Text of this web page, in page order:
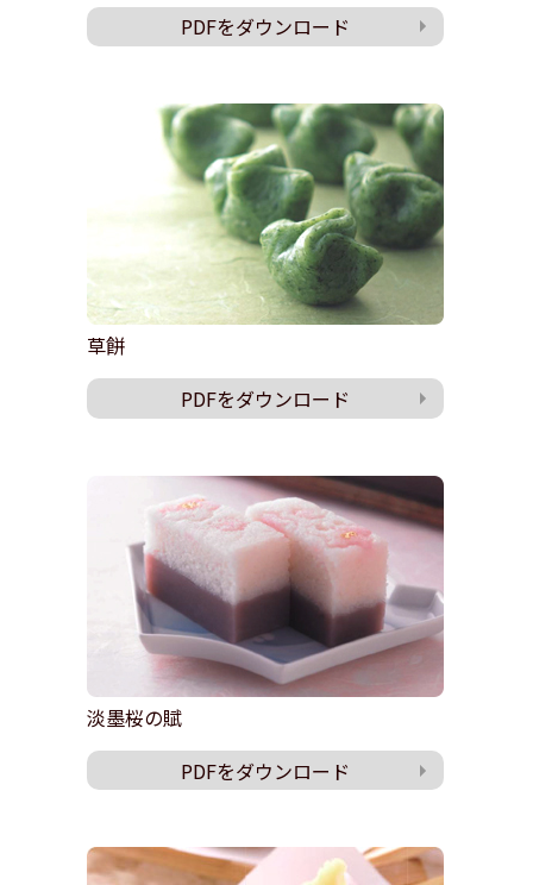
PDFをダウンロード
草餅
PDFをダウンロード
淡墨桜の賦
PDFをダウンロード